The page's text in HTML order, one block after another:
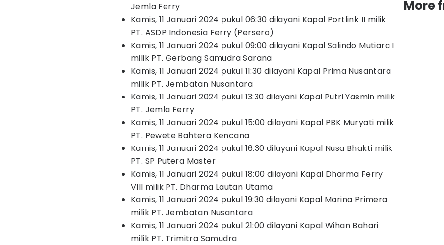
Jemla Ferry
Kamis, 11 Januari 2024 pukul 06:30 dilayani Kapal Portlink II milik
PT. ASDP Indonesia Ferry (Persero)
Kamis, 11 Januari 2024 pukul 09:00 dilayani Kapal Salindo Mutiara I
milik PT. Gerbang Samudra Sarana
Kamis, 11 Januari 2024 pukul 11:30 dilayani Kapal Prima Nusantara
milik PT. Jembatan Nusantara
Kamis, 11 Januari 2024 pukul 13:30 dilayani Kapal Putri Yasmin milik
PT. Jemla Ferry
Kamis, 11 Januari 2024 pukul 15:00 dilayani Kapal PBK Muryati milik
PT. Pewete Bahtera Kencana
Kamis, 11 Januari 2024 pukul 16:30 dilayani Kapal Nusa Bhakti milik
PT. SP Putera Master
Kamis, 11 Januari 2024 pukul 18:00 dilayani Kapal Dharma Ferry
VIII milik PT. Dharma Lautan Utama
Kamis, 11 Januari 2024 pukul 19:30 dilayani Kapal Marina Primera
milik PT. Jembatan Nusantara
Kamis, 11 Januari 2024 pukul 21:00 dilayani Kapal Wihan Bahari
milik PT. Trimitra Samudra
More